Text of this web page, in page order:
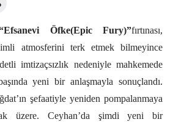
Öfke(Epic Fury)”fırtınası,
atmosferini terk etmek bilmeyince
imtizaçsızlık nedeniyle mahkemede
yeni bir anlaşmayla sonuçlandı.
şefaatiyle yeniden pompalanmaya
üzere. Ceyhan’da şimdi yeni bir